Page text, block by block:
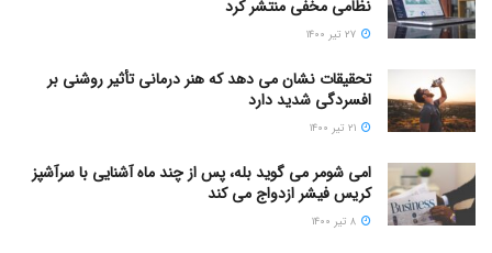
نظامی مخفی منتشر کرد
تحقیقات نشان می دهد که هنر درمانی تأثیر روشنی بر
افسردگی شدید دارد
امی شومر می گوید بله، پس از چند ماه آشنایی با سرآشپز
کریس فیشر ازدواج می کند